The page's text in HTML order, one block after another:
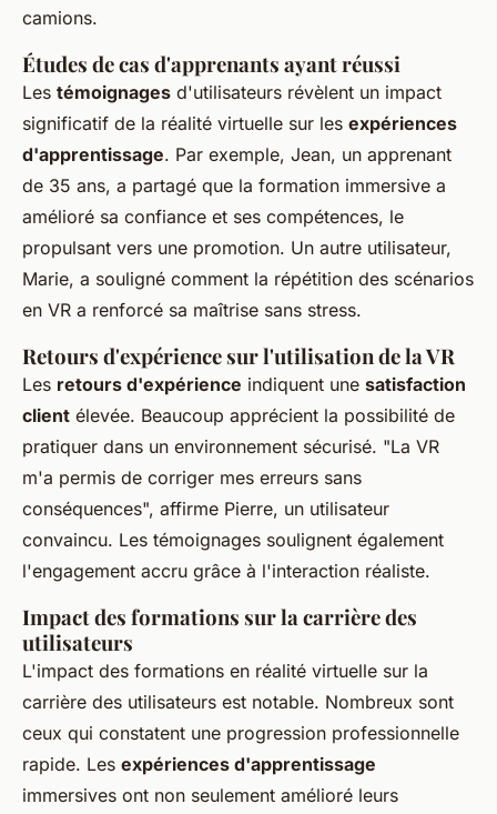
camions.
Études de cas d'apprenants ayant réussi
Les témoignages d'utilisateurs révèlent un impact
significatif de la réalité virtuelle sur les expériences
d'apprentissage. Par exemple, Jean, un apprenant
de 35 ans, a partagé que la formation immersive a
amélioré sa confiance et ses compétences, le
propulsant vers une promotion. Un autre utilisateur,
Marie, a souligné comment la répétition des scénarios
en VR a renforcé sa maîtrise sans stress.
Retours d'expérience sur l'utilisation de la VR
Les retours d'expérience indiquent une satisfaction
client élevée. Beaucoup apprécient la possibilité de
pratiquer dans un environnement sécurisé. "La VR
m'a permis de corriger mes erreurs sans
conséquences", affirme Pierre, un utilisateur
convaincu. Les témoignages soulignent également
l'engagement accru grâce à l'interaction réaliste.
Impact des formations sur la carrière des
utilisateurs
L'impact des formations en réalité virtuelle sur la
carrière des utilisateurs est notable. Nombreux sont
ceux qui constatent une progression professionnelle
rapide. Les expériences d'apprentissage
immersives ont non seulement amélioré leurs